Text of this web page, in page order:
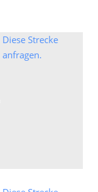
Diese Strecke
anfragen.